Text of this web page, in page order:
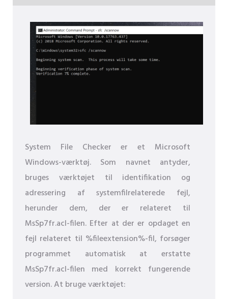
System File Checker er et Microsoft
Windows-værktøj. Som navnet antyder,
bruges værktøjet til identifikation og
adressering af systemfilrelaterede fejl,
herunder dem, der er relateret til
MsSp7fr.acl-filen. Efter at der er opdaget en
fejl relateret til %fileextension%-fil, forsøger
programmet automatisk at erstatte
MsSp7fr.acl-filen med korrekt fungerende
version. At bruge værktøjet: